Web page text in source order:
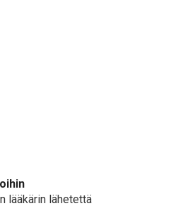
lääkärin lähetettä